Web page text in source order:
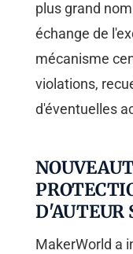
plus grand
échange de
mécanisme
violations,
d'éventuelles
D'AUTEUR
MakerWorld a